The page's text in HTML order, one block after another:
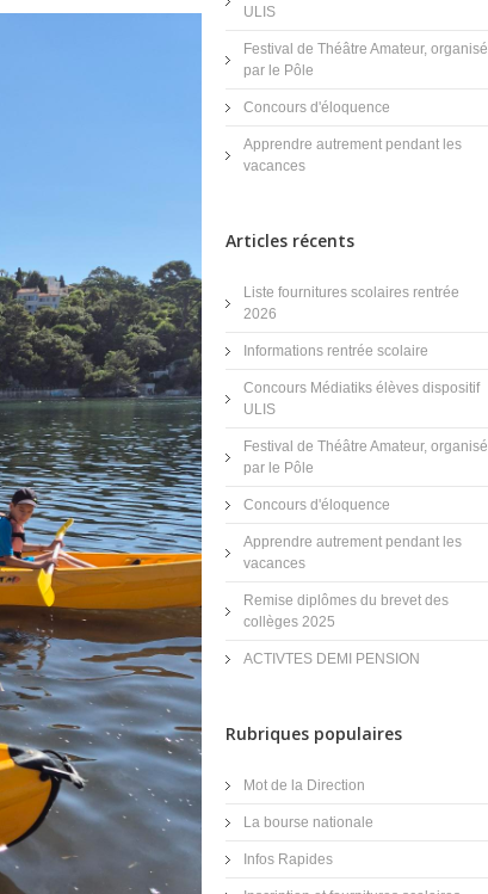
ULIS
Festival de Théâtre Amateur, organisé
par le Pôle
Concours d'éloquence
Apprendre autrement pendant les
vacances
Articles récents
Liste fournitures scolaires rentrée
2026
Informations rentrée scolaire
Concours Médiatiks élèves dispositif
ULIS
Festival de Théâtre Amateur, organisé
par le Pôle
Concours d'éloquence
Apprendre autrement pendant les
vacances
Remise diplômes du brevet des
collèges 2025
ACTIVTES DEMI PENSION
Rubriques populaires
Mot de la Direction
La bourse nationale
Infos Rapides